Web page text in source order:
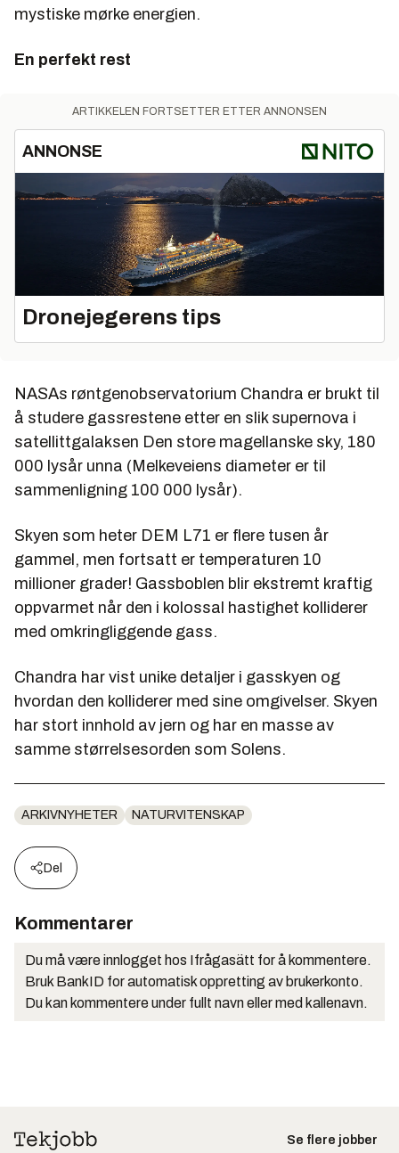
mystiske mørke energien.
En perfekt rest
ARTIKKELEN FORTSETTER ETTER ANNONSEN
ANNONSE
Dronejegerens tips
NASAs røntgenobservatorium Chandra er brukt til
å studere gassrestene etter en slik supernova i
satellittgalaksen Den store magellanske sky, 180
000 lysår unna (Melkeveiens diameter er til
sammenligning 100 000 lysår).
Skyen som heter DEM L71 er flere tusen år
gammel, men fortsatt er temperaturen 10
millioner grader! Gassboblen blir ekstremt kraftig
oppvarmet når den i kolossal hastighet kolliderer
med omkringliggende gass.
Chandra har vist unike detaljer i gasskyen og
hvordan den kolliderer med sine omgivelser. Skyen
har stort innhold av jern og har en masse av
samme størrelsesorden som Solens.
ARKIVNYHETER NATURVITENSKAP
Del
Kommentarer
Du må være innlogget hos Ifrågasätt for å kommentere.
Bruk BankID for automatisk oppretting av brukerkonto.
Du kan kommentere under fullt navn eller med kallenavn.
Se flere jobber